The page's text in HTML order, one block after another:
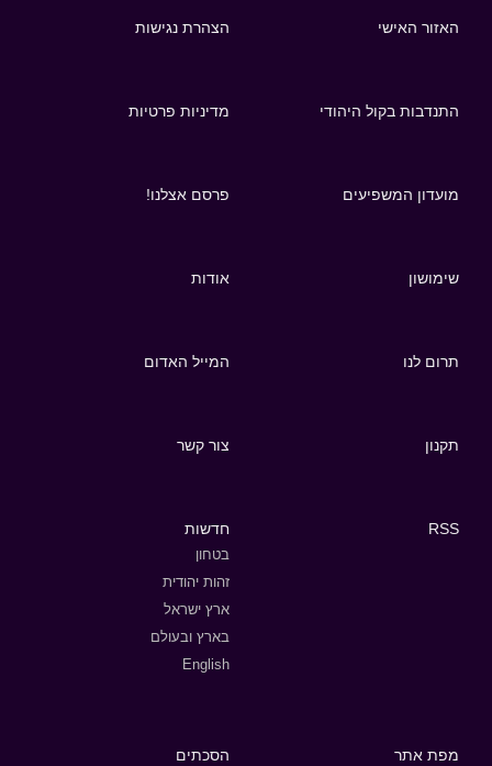
האזור האישי הצהרת נגישות
התנדבות בקול היהודי מדיניות פרטיות
מועדון המשפיעים פרסם אצלנו!
שימושון אודות
תרום לנו המייל האדום
תקנון צור קשר
RSS חדשות
בטחון
זהות יהודית
ארץ ישראל
בארץ ובעולם
English
מפת אתר הסכתים